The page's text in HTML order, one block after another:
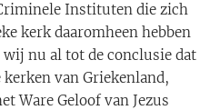
Instituten die zich
kerk daaromheen hebben
nu al tot de conclusie dat
van Griekenland,
Ware Geloof van Jezus